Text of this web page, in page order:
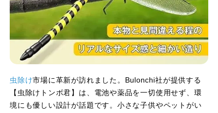
虫除け市場に革新が訪れました。Bulonchi社が提供する
【虫除けトンボ君】は、電池や薬品を一切使用せず、環
境にも優しい設計が話題です。小さな子供やペットがい